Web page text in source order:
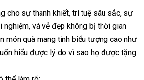
cho sự thanh khiết, trí tuệ sâu sắc, sự
nghiệm, và vẻ đẹp không bị thời gian
món quà mang tính biểu tượng cao như
hiểu được lý do vì sao họ được tặng